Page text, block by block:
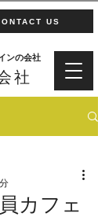
ンの会社
社
US
カフェ